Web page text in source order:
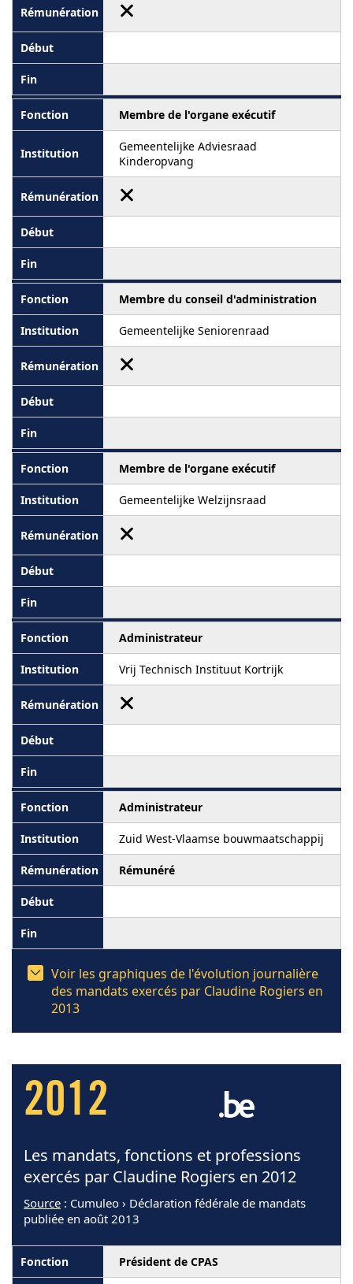
Membre de l'organe exécutif
Gemeentelijke Adviesraad
Kinderopvang
Membre du conseil d'administration
Gemeentelijke Seniorenraad
Membre de l'organe exécutif
Gemeentelijke Welzijnsraad
Administrateur
Vrij Technisch Instituut Kortrijk
Administrateur
Zuid West-Vlaamse bouwmaatschappij
Rémunéré
Voir les graphiques de l'évolution journalière
des mandats exercés par Claudine Rogiers en
2013
2012
Les mandats, fonctions et professions
exercés par Claudine Rogiers en 2012
Source : Cumuleo › Déclaration fédérale de mandats
publiée en août 2013
Président de CPAS